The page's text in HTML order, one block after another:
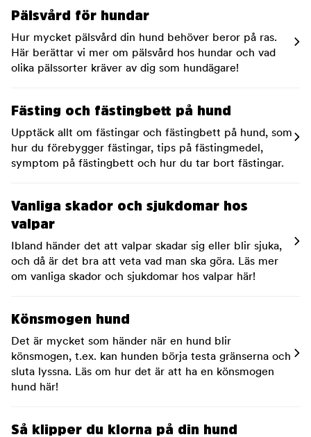
Pälsvård för hundar
Hur mycket pälsvård din hund behöver beror på ras.
Här berättar vi mer om pälsvård hos hundar och vad
olika pälssorter kräver av dig som hundägare!
Fästing och fästingbett på hund
Upptäck allt om fästingar och fästingbett på hund, som
hur du förebygger fästingar, tips på fästingmedel,
symptom på fästingbett och hur du tar bort fästingar.
Vanliga skador och sjukdomar hos
valpar
Ibland händer det att valpar skadar sig eller blir sjuka,
och då är det bra att veta vad man ska göra. Läs mer
om vanliga skador och sjukdomar hos valpar här!
Könsmogen hund
Det är mycket som händer när en hund blir
könsmogen, t.ex. kan hunden börja testa gränserna och
sluta lyssna. Läs om hur det är att ha en könsmogen
hund här!
Så klipper du klorna på din hund